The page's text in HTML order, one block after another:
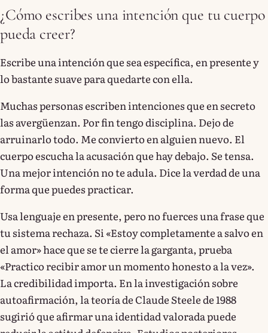
¿Cómo escribes una intención que tu cuerpo
pueda creer?
Escribe una intención que sea específica, en presente y
lo bastante suave para quedarte con ella.
Muchas personas escriben intenciones que en secreto
las avergüenzan. Por fin tengo disciplina. Dejo de
arruinarlo todo. Me convierto en alguien nuevo. El
cuerpo escucha la acusación que hay debajo. Se tensa.
Una mejor intención no te adula. Dice la verdad de una
forma que puedes practicar.
Usa lenguaje en presente, pero no fuerces una frase que
tu sistema rechaza. Si «Estoy completamente a salvo en
el amor» hace que se te cierre la garganta, prueba
«Practico recibir amor un momento honesto a la vez».
La credibilidad importa. En la investigación sobre
autoafirmación, la teoría de Claude Steele de 1988
sugirió que afirmar una identidad valorada puede